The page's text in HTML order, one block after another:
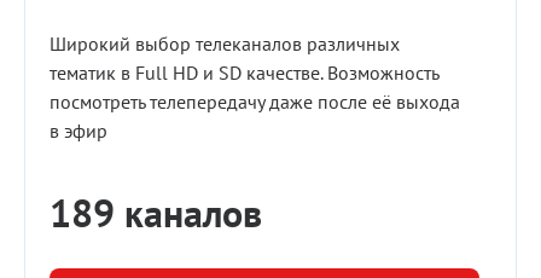
Широкий выбор телеканалов различных
тематик в Full HD и SD качестве. Возможность
посмотреть телепередачу даже после её выхода
в эфир
189 каналов